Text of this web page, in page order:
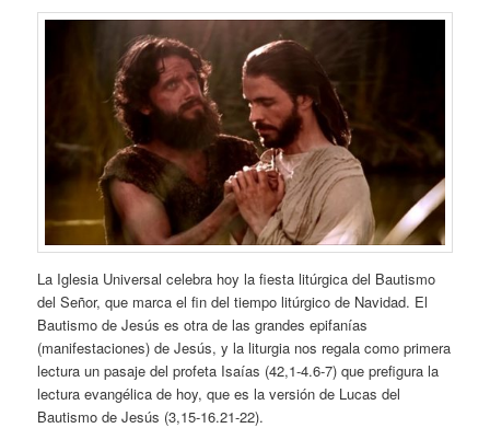
La Iglesia Universal celebra hoy la fiesta litúrgica del Bautismo
del Señor, que marca el fin del tiempo litúrgico de Navidad. El
Bautismo de Jesús es otra de las grandes epifanías
(manifestaciones) de Jesús, y la liturgia nos regala como primera
lectura un pasaje del profeta Isaías (42,1-4.6-7) que prefigura la
lectura evangélica de hoy, que es la versión de Lucas del
Bautismo de Jesús (3,15-16.21-22).